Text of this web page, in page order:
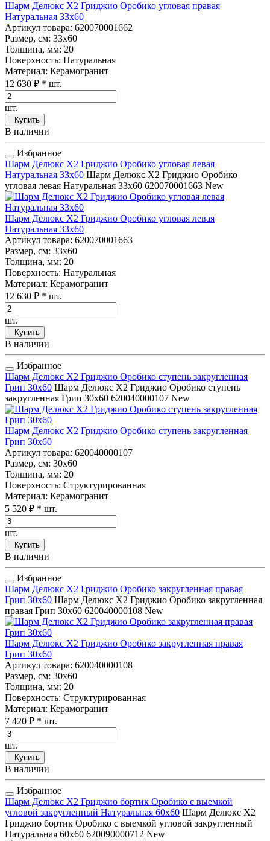
Шарм Делюкс Х2 Гриджио Оробико угловая правая
Натуральная 33x60
Артикул товара: 620070001662
Размер, см: 33x60
Толщина, мм: 20
Поверхность: Натуральная
Материал: Керамогранит
12 630 ₽ * шт.
шт.
Купить
В наличии
Избранное
Шарм Делюкс Х2 Гриджио Оробико угловая левая
Натуральная 33x60 Шарм Делюкс Х2 Гриджио Оробико
угловая левая Натуральная 33x60 620070001663 New
Шарм Делюкс Х2 Гриджио Оробико угловая левая
Натуральная 33x60
Артикул товара: 620070001663
Размер, см: 33x60
Толщина, мм: 20
Поверхность: Натуральная
Материал: Керамогранит
12 630 ₽ * шт.
шт.
Купить
В наличии
Избранное
Шарм Делюкс Х2 Гриджио Оробико ступень закругленная
Грип 30x60 Шарм Делюкс Х2 Гриджио Оробико ступень
закругленная Грип 30x60 620040000107 New
Шарм Делюкс Х2 Гриджио Оробико ступень закругленная
Грип 30x60
Артикул товара: 620040000107
Размер, см: 30x60
Толщина, мм: 20
Поверхность: Структурированная
Материал: Керамогранит
5 520 ₽ * шт.
шт.
Купить
В наличии
Избранное
Шарм Делюкс Х2 Гриджио Оробико закругленная правая
Грип 30x60 Шарм Делюкс Х2 Гриджио Оробико закругленная
правая Грип 30x60 620040000108 New
Шарм Делюкс Х2 Гриджио Оробико закругленная правая
Грип 30x60
Артикул товара: 620040000108
Размер, см: 30x60
Толщина, мм: 20
Поверхность: Структурированная
Материал: Керамогранит
7 420 ₽ * шт.
шт.
Купить
В наличии
Избранное
Шарм Делюкс Х2 Гриджио бортик Оробико с выемкой
угловой закругленный Натуральная 60x60 Шарм Делюкс Х2
Гриджио бортик Оробико с выемкой угловой закругленный
Натуральная 60x60 620090000712 New